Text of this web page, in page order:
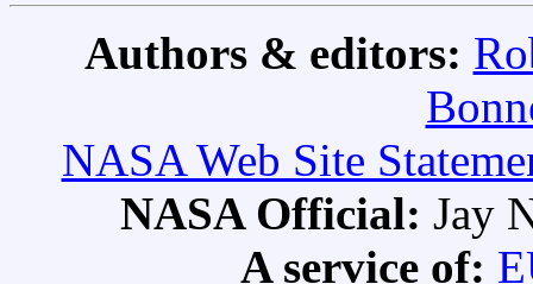
Authors & editors:
NASA Web Site
NASA Official: Jay
A service of: